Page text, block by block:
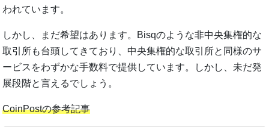
われています。
しかし、まだ希望はあります。Bisqのような非中央集権的な
取引所も台頭してきており、中央集権的な取引所と同様のサ
ービスをわずかな手数料で提供しています。しかし、未だ発
展段階と言えるでしょう。
CoinPostの参考記事